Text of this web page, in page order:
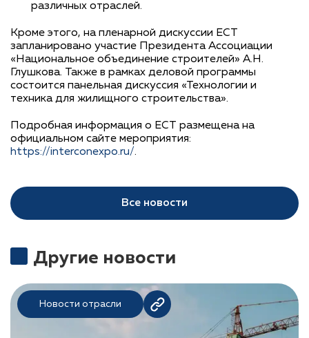
различных отраслей.
Кроме этого, на пленарной дискуссии ЕСТ
запланировано участие Президента Ассоциации
«Национальное объединение строителей» А.Н.
Глушкова. Также в рамках деловой программы
состоится панельная дискуссия «Технологии и
техника для жилищного строительства».
Подробная информация о ЕСТ размещена на
официальном сайте мероприятия:
https://interconexpo.ru/.
Все новости
Другие новости
Новости отрасли